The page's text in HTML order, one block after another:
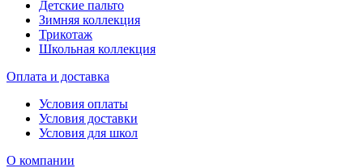
Детские пальто
Зимняя коллекция
Трикотаж
Школьная коллекция
Оплата и доставка
Условия оплаты
Условия доставки
Условия для школ
О компании